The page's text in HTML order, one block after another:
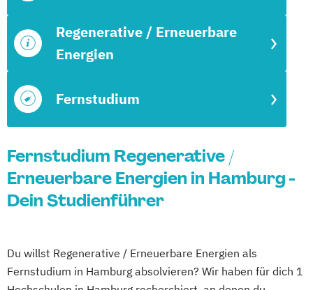
Fernstudium
Regenerative / Erneuerbare
Energien
Fernstudium Regenerative /
Erneuerbare Energien in Hamburg -
Dein Studienführer
Du willst Regenerative / Erneuerbare Energien als
Fernstudium in Hamburg absolvieren? Wir haben für dich 1